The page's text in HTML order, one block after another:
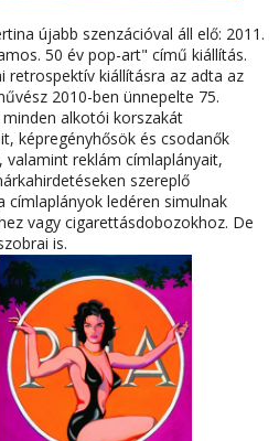
újabb szenzációval áll elő: 2011.
50 év pop-art" című kiállítás.
retrospektív kiállításra az adta az
2010-ben ünnepelte 75.
alkotói korszakát
képregényhősök és csodanők
valamint reklám címlaplányait,
szereplő
ledéren simulnak
vagy cigarettásdobozokhoz. De
is.